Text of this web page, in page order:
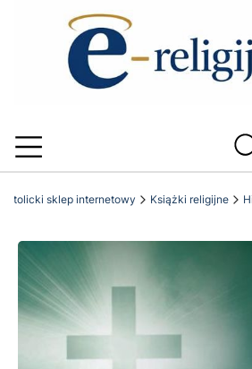
sklep internetowy Książki religijne